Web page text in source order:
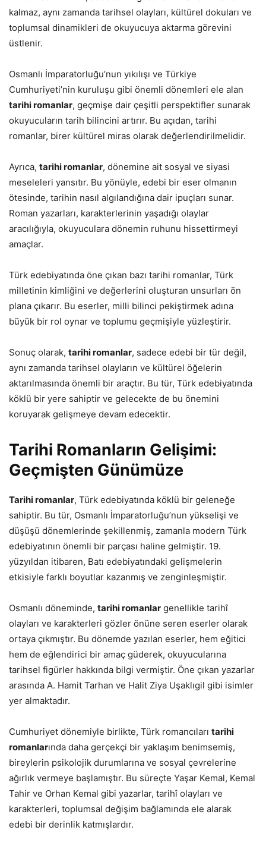
kalmaz, aynı zamanda tarihsel olayları, kültürel dokuları ve
toplumsal dinamikleri de okuyucuya aktarma görevini
üstlenir.
Osmanlı İmparatorluğu’nun yıkılışı ve Türkiye
Cumhuriyeti’nin kuruluşu gibi önemli dönemleri ele alan
tarihi romanlar, geçmişe dair çeşitli perspektifler sunarak
okuyucuların tarih bilincini artırır. Bu açıdan, tarihi
romanlar, birer kültürel miras olarak değerlendirilmelidir.
Ayrıca, tarihi romanlar, dönemine ait sosyal ve siyasi
meseleleri yansıtır. Bu yönüyle, edebi bir eser olmanın
ötesinde, tarihin nasıl algılandığına dair ipuçları sunar.
Roman yazarları, karakterlerinin yaşadığı olaylar
aracılığıyla, okuyuculara dönemin ruhunu hissettirmeyi
amaçlar.
Türk edebiyatında öne çıkan bazı tarihi romanlar, Türk
milletinin kimliğini ve değerlerini oluşturan unsurları ön
plana çıkarır. Bu eserler, milli bilinci pekiştirmek adına
büyük bir rol oynar ve toplumu geçmişiyle yüzleştirir.
Sonuç olarak, tarihi romanlar, sadece edebi bir tür değil,
aynı zamanda tarihsel olayların ve kültürel öğelerin
aktarılmasında önemli bir araçtır. Bu tür, Türk edebiyatında
köklü bir yere sahiptir ve gelecekte de bu önemini
koruyarak gelişmeye devam edecektir.
Tarihi Romanların Gelişimi:
Geçmişten Günümüze
Tarihi romanlar, Türk edebiyatında köklü bir geleneğe
sahiptir. Bu tür, Osmanlı İmparatorluğu’nun yükselişi ve
düşüşü dönemlerinde şekillenmiş, zamanla modern Türk
edebiyatının önemli bir parçası haline gelmiştir. 19.
yüzyıldan itibaren, Batı edebiyatındaki gelişmelerin
etkisiyle farklı boyutlar kazanmış ve zenginleşmiştir.
Osmanlı döneminde, tarihi romanlar genellikle tarihî
olayları ve karakterleri gözler önüne seren eserler olarak
ortaya çıkmıştır. Bu dönemde yazılan eserler, hem eğitici
hem de eğlendirici bir amaç güderek, okuyucularına
tarihsel figürler hakkında bilgi vermiştir. Öne çıkan yazarlar
arasında A. Hamit Tarhan ve Halit Ziya Uşaklıgil gibi isimler
yer almaktadır.
Cumhuriyet dönemiyle birlikte, Türk romancıları tarihi
romanlarında daha gerçekçi bir yaklaşım benimsemiş,
bireylerin psikolojik durumlarına ve sosyal çevrelerine
ağırlık vermeye başlamıştır. Bu süreçte Yaşar Kemal, Kemal
Tahir ve Orhan Kemal gibi yazarlar, tarihî olayları ve
karakterleri, toplumsal değişim bağlamında ele alarak
edebi bir derinlik katmışlardır.